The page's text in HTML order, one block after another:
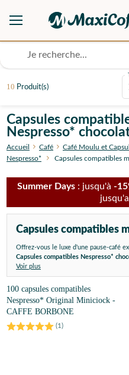
Capsules
Nespresso*
Accueil Café Café Moulu et
Nespresso*
Capsules compatibles
Summer Days : jusqu'à -
Capsules compatibles
Offrez-vous le luxe d'une pause-café
Capsules compatibles Nespresso*
Voir plus
10 Produit(s)
100 capsules compatibles
Nespresso* Original Miniciock -
CAFFE BORBONE
(1)